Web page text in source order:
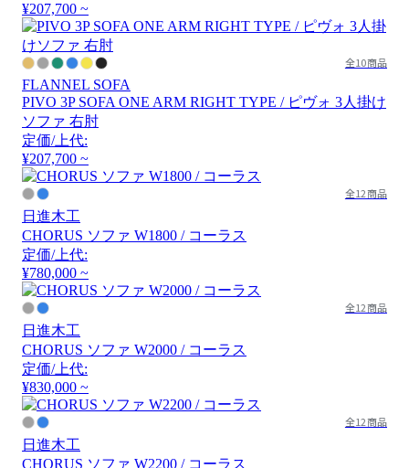
¥207,700 ~
全10商品
FLANNEL SOFA
PIVO 3P SOFA ONE ARM RIGHT TYPE / ピヴォ 3人掛け
ソファ 右肘
定価/上代:
¥207,700 ~
全12商品
日進木工
CHORUS ソファ W1800 / コーラス
定価/上代:
¥780,000 ~
全12商品
日進木工
CHORUS ソファ W2000 / コーラス
定価/上代:
¥830,000 ~
全12商品
日進木工
CHORUS ソファ W2200 / コーラス